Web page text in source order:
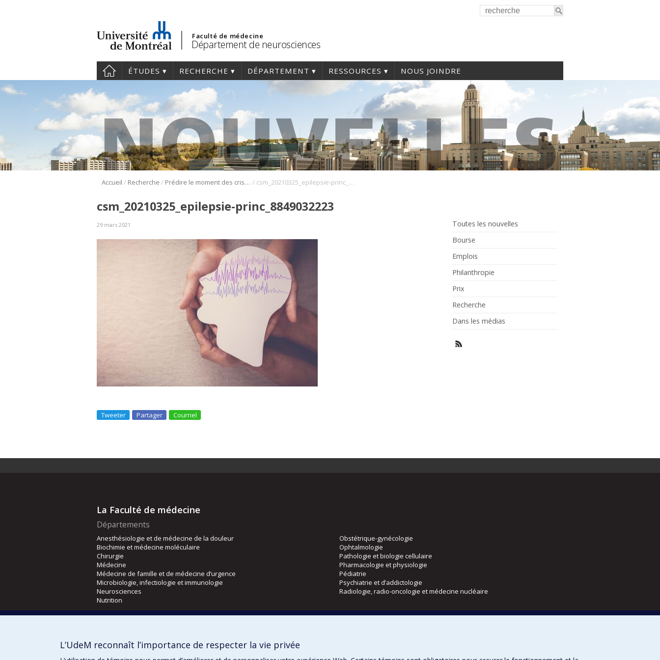
Faculté de médecine
Département de neurosciences
ÉTUDES RECHERCHE DÉPARTEMENT RESSOURCES NOUS JOINDRE
Accueil / Recherche / Prédire le moment des crises d’épilepsie / csm_20210325_epilepsie-princ_8849032223
Toutes les nouvelles
Bourse
Emplois
Philanthropie
Prix
Recherche
Dans les médias
csm_20210325_epilepsie-princ_8849032223
29 mars 2021
Tweeter Partager Courriel
La Faculté de médecine
Départements
Anesthésiologie et de médecine de la douleur
Biochimie et médecine moléculaire
Chirurgie
Médecine
Médecine de famille et de médecine d’urgence
Microbiologie, infectiologie et immunologie
Neurosciences
Nutrition
Obstétrique-gynécologie
Ophtalmologie
Pathologie et biologie cellulaire
Pharmacologie et physiologie
Pédiatrie
Psychiatrie et d’addictologie
Radiologie, radio-oncologie et médecine nucléaire
Orthophonie et audiologie
L’UdeM reconnaît l’importance de respecter la vie privée